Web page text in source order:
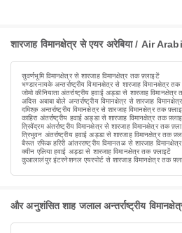
शारजाह विमानक्षेत्र से एयर अरेबिया / Air
सुवर्णभूमि विमानक्षेत्र से शारजाह विमानक्षेत्र तक फ़्लाइटें
भण्डारनायके अन्तर्राष्ट्रीय विमानक्षेत्र से शारजाह विमानक्षेत्र
जोमो कीनियाता अंतर्राष्ट्रीय हवाई अड्डा से शारजाह
अदिस अबाबा बोले अन्तर्राष्ट्रीय विमानक्षेत्र से शारजाह
दमिश्क़ अन्तर्राष्ट्रीय विमानक्षेत्र से शारजाह विमानक्षेत्र तक
काहिरा अंतर्राष्ट्रीय हवाई अड्डा से शारजाह विमानक्षेत्र तक
त्रिवेंद्रम अंतर्राष्ट्रीय विमानक्षेत्र से शारजाह विमानक्षेत्र तक
त्रिभुवन अंतर्राष्ट्रीय हवाई अड्डा से शारजाह विमानक्षेत्र तक
बैरूत रफिक हरिरी आंतरराष्ट्रीय विमानतळ से शारजाह
क्वीन एलिया हवाई अड्डा से शारजाह विमानक्षेत्र तक फ़्लाइटें
कुआलालंपुर इंटरनेशनल एयरपोर्ट से शारजाह विमानक्षेत्र तक
और अनुशंसित शाह जलाल अन्तर्राष्ट्रीय